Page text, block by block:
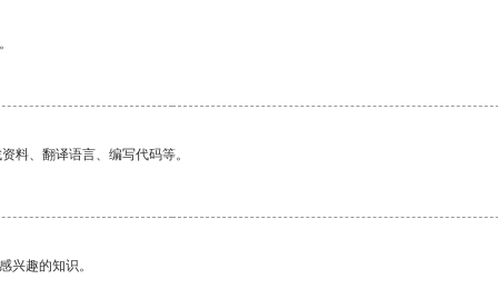
料、翻译语言、编写代码等。
兴趣的知识。